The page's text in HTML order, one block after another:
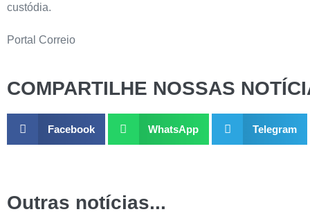
custódia.
Portal Correio
COMPARTILHE NOSSAS
Facebook WhatsApp Telegram
Outras notícias...